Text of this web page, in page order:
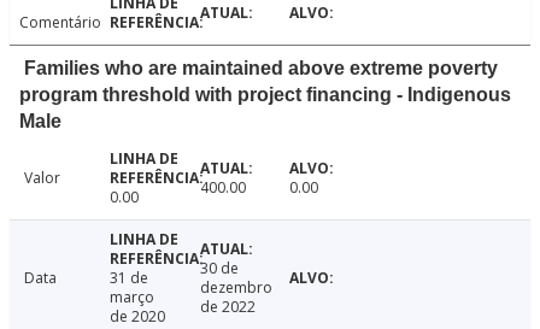
Comentário
Families who are maintained above extreme poverty
program threshold with project financing - Indigenous
Male
Valor
0.00
400.00 0.00
Data
31 de
março
de 2020
30 de
dezembro
de 2022